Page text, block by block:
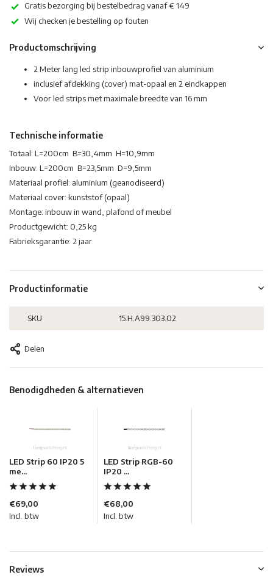
Gratis bezorging bij bestelbedrag vanaf € 149
Wij checken je bestelling op fouten
Productomschrijving
2 Meter lang led strip inbouwprofiel van aluminium
inclusief afdekking (cover) mat-opaal en 2 eindkappen
Voor led strips met maximale breedte van 16 mm
Technische informatie
Totaal: L=200cm B=30,4mm H=10,9mm
Inbouw: L=200cm B=23,5mm D=9,5mm
Materiaal profiel: aluminium (geanodiseerd)
Materiaal cover: kunststof (opaal)
Montage: inbouw in wand, plafond of meubel
Productgewicht: 0,25 kg
Fabrieksgarantie: 2 jaar
Productinformatie
SKU 15.H.A99.303.02
Delen
Benodigdheden & alternatieven
LED Strip 60 IP20 5
me...
€69,00
Incl. btw
LED Strip RGB-60
IP20 ...
€68,00
Incl. btw
Reviews